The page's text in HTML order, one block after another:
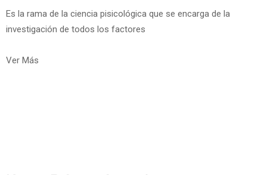
Es la rama de la ciencia pisicológica que se encarga de la
investigación de todos los factores
Ver Más